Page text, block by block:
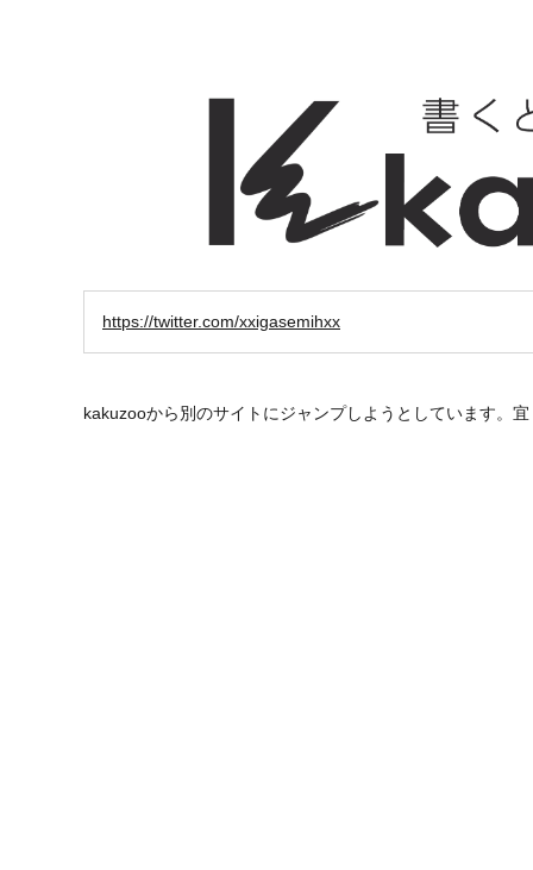
https://twitter.com/xxigasemihxx
kakuzooから別のサイトにジャンプしようとしています。